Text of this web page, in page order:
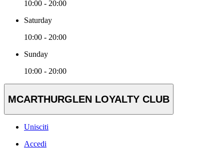
10:00 - 20:00
Saturday
10:00 - 20:00
Sunday
10:00 - 20:00
MCARTHURGLEN LOYALTY CLUB
Unisciti
Accedi